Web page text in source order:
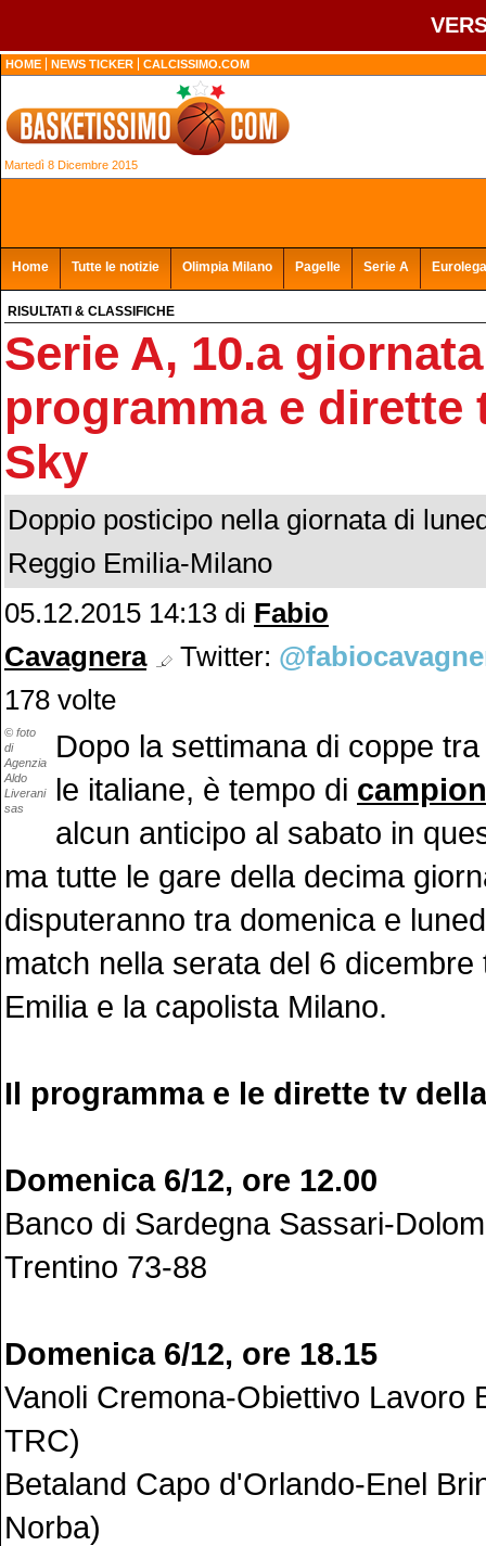
HOME NEWS TICKER CALCISSIMO.COM
Martedì 8 Dicembre 2015
Home Tutte le notizie Olimpia Milano Pagelle Serie A Eurolega
RISULTATI & CLASSIFICHE
Serie A, 10.a
programma e dirette
Sky
Doppio posticipo nella giornata di
Reggio Emilia-Milano
05.12.2015 14:13 di Fabio
Cavagnera
Twitter:
178 volte
© foto
di
Agenzia
Aldo
Liverani
sas
Dopo la settimana di coppe
le italiane, è tempo di
alcun anticipo al sabato in
ma tutte le gare della decima
disputeranno tra domenica e
match nella serata del 6 dicembre
Emilia e la capolista Milano.
Il programma e le dirette tv
Domenica 6/12, ore 12.00
Banco di Sardegna Sassari-
Trentino 73-88
Domenica 6/12, ore 18.15
Vanoli Cremona-Obiettivo Lavoro
TRC)
Betaland Capo d'Orlando-Enel
Norba)